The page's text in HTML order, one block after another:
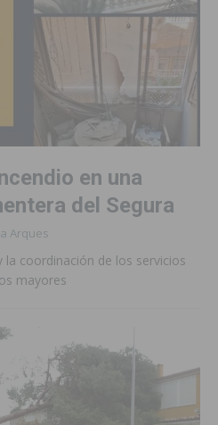
en una
del Segura
Arques
la coordinación de los servicios
mayores